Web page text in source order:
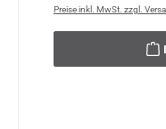
Preise inkl. MwSt. zzgl.